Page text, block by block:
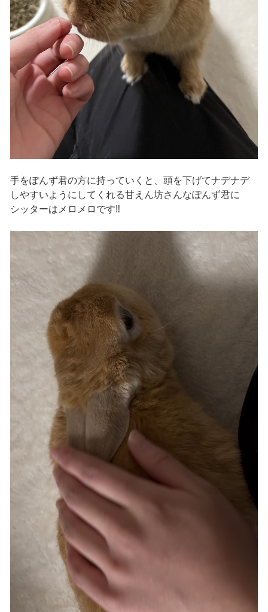
手をぽんず君の方に持っていくと、頭を下げてナデナデ
しやすいようにしてくれる甘えん坊さんなぽんず君に
シッターはメロメロです‼︎